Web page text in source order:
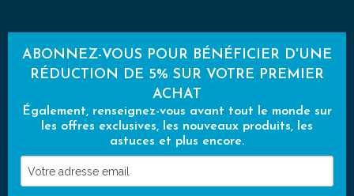
ABONNEZ-VOUS POUR BÉNÉFICIER D'UNE
RÉDUCTION DE 5% SUR VOTRE PREMIER
ACHAT
Également, renseignez-vous avant tout le monde sur
les offres exclusives, les nouveaux produits, les
astuces et plus encore.
Votre
adresse